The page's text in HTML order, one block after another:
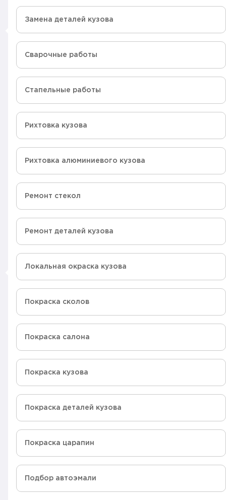
Замена деталей кузова
Сварочные работы
Стапельные работы
Рихтовка кузова
Рихтовка алюминиевого кузова
Ремонт стекол
Ремонт деталей кузова
Локальная окраска кузова
Покраска сколов
Покраска салона
Покраска кузова
Покраска деталей кузова
Покраска царапин
Подбор автоэмали